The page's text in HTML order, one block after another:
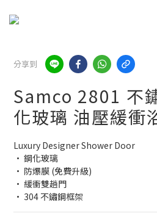
分享到
Samco 2801 不
化玻璃 油壓緩衝
Luxury Designer Shower Door
• 鋼化玻璃
• 防爆膜 (免費升級)
• 緩衝雙趟門
• 304 不鏽鋼框架